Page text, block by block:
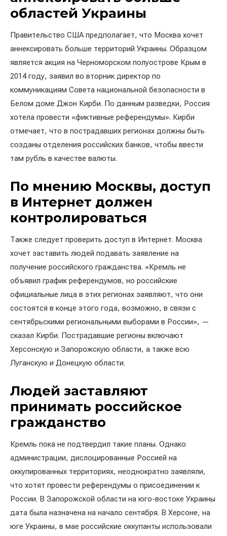
областей Украины
Правительство США предполагает, что Москва хочет
аннексировать больше территорий Украины. Образцом
является акция на Черноморском полуострове Крым в
2014 году, заявил во вторник директор по
коммуникациям Совета национальной безопасности в
Белом доме Джон Кирби. По данным разведки, Россия
хотела провести «фиктивные референдумы». Кирби
отмечает, что в пострадавших регионах должны быть
созданы отделения российских банков, чтобы ввести
там рубль в качестве валюты.
По мнению Москвы, доступ
в Интернет должен
контролироваться
Также следует проверить доступ в Интернет. Москва
хочет заставить людей подавать заявление на
получение российского гражданства. «Кремль не
объявил график референдумов, но российские
официальные лица в этих регионах заявляют, что они
состоятся в конце этого года, возможно, в связи с
сентябрьскими региональными выборами в России», —
сказал Кирби. Пострадавшие регионы включают
Херсонскую и Запорожскую области, а также всю
Луганскую и Донецкую области.
Людей заставляют
принимать российское
гражданство
Кремль пока не подтвердил такие планы. Однако
администрации, дислоцированные Россией на
оккупированных территориях, неоднократно заявляли,
что хотят провести референдумы о присоединении к
России. В Запорожской области на юго-востоке Украины
дата была назначена на начало сентября. В Херсоне, на
юге Украины, в мае российские оккупанты использовали